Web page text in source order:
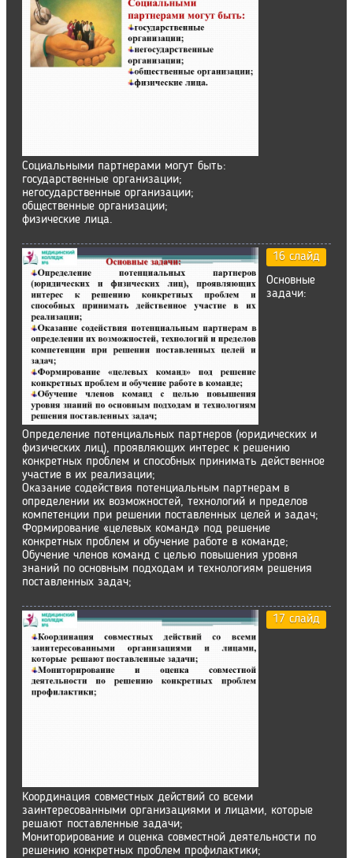
Социальными партнерами могут быть:
государственные организации;
негосударственные организации;
общественные организации;
физические лица.
16 слайд
Основные
задачи:
Определение потенциальных партнеров (юридических и
физических лиц), проявляющих интерес к решению
конкретных проблем и способных принимать действенное
участие в их реализации;
Оказание содействия потенциальным партнерам в
определении их возможностей, технологий и пределов
компетенции при решении поставленных целей и задач;
Формирование «целевых команд» под решение
конкретных проблем и обучение работе в команде;
Обучение членов команд с целью повышения уровня
знаний по основным подходам и технологиям решения
поставленных задач;
17 слайд
Координация совместных действий со всеми
заинтересованными организациями и лицами, которые
решают поставленные задачи;
Мониторирование и оценка совместной деятельности по
решению конкретных проблем профилактики;